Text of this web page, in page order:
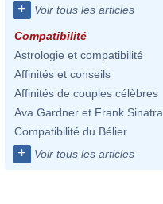
+ Voir tous les articles
Compatibilité
Astrologie et compatibilité
Affinités et conseils
Affinités de couples célèbres
Ava Gardner et Frank Sinatra
Compatibilité du Bélier
+ Voir tous les articles